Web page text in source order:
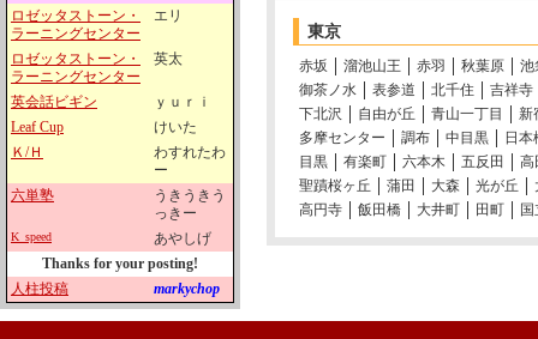
ロゼッタストーン・
ラーニングセンター
エリ
ロゼッタストーン・
ラーニングセンター
英太
英会話ビギン
ｙｕｒｉ
Leaf Cup
けいた
Ｋ/Ｈ
わすれたわ
ー
六単塾
うきうきう
っきー
K_speed
あやしげ
Thanks for your posting!
人柱投稿
markychop
東京
赤坂 溜池山王 赤羽 秋葉原
池
御茶ノ水
表参道 北千住
吉祥寺
下北沢
自由が丘 青山一丁目
新
多摩センター
調布 中目黒
日本
目黒
有楽町 六本木 五反田
高
聖蹟桜ヶ丘
蒲田 大森 光が丘
高円寺
飯田橋 大井町 田町